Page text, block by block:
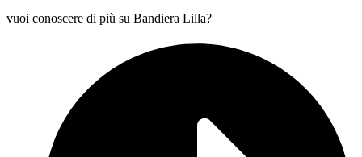
vuoi conoscere di più su Bandiera Lilla?